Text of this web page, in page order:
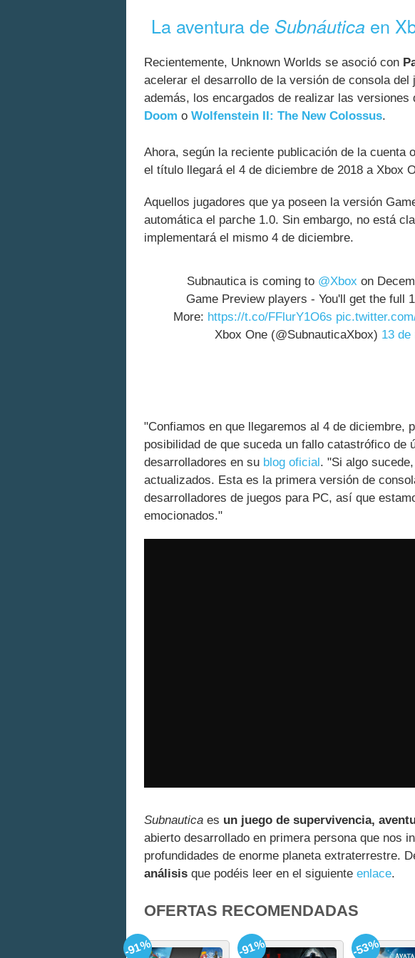
La aventura de Subnáutica en
Recientemente, Unknown Worlds se asoció con
acelerar el desarrollo de la versión de consola del
además, los encargados de realizar las versiones
Doom o Wolfenstein II: The New Colossus.
Ahora, según la reciente publicación de la cuenta
el título llegará el 4 de diciembre de 2018 a Xbox
Aquellos jugadores que ya poseen la versión
automática el parche 1.0. Sin embargo, no está
implementará el mismo 4 de diciembre.
Subnautica is coming to @Xbox on
Game Preview players - You'll get the full
More: https://t.co/FFlurY1O6s
Xbox One (@SubnauticaXbox) 13 de
"Confiamos en que llegaremos al 4 de diciembre,
posibilidad de que suceda un fallo catastrófico de
desarrolladores en su blog oficial. "Si algo
actualizados. Esta es la primera versión de
desarrolladores de juegos para PC, así que
emocionados."
Subnautica es un juego de supervivencia,
abierto desarrollado en primera persona que nos
profundidades de enorme planeta extraterrestre.
análisis que podéis leer en el siguiente enlace.
OFERTAS RECOMENDADAS
-91% -91% -53%